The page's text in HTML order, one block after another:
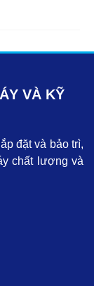
VÀ KỸ
đặt và bảo trì,
chất lượng và